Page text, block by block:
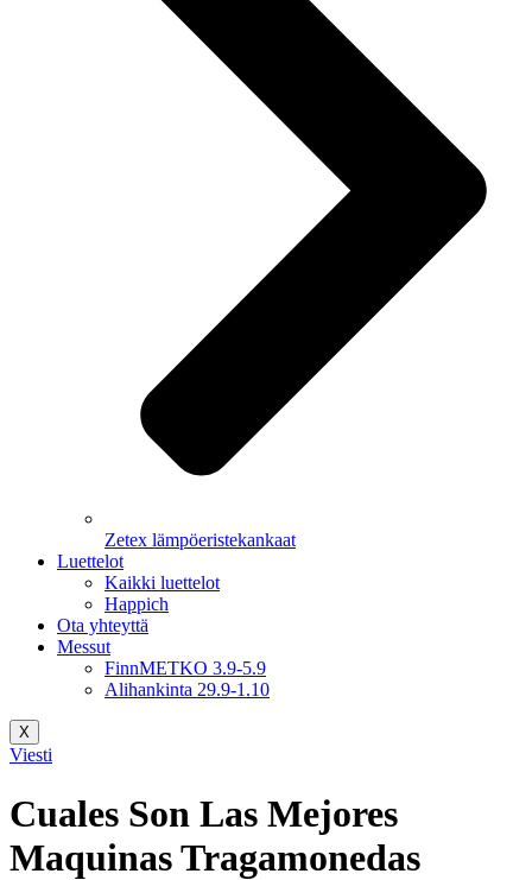
Zetex lämpöeristekankaat
Luettelot
Kaikki luettelot
Happich
Ota yhteyttä
Messut
FinnMETKO 3.9-5.9
Alihankinta 29.9-1.10
X
Viesti
Cuales Son Las Mejores
Maquinas Tragamonedas